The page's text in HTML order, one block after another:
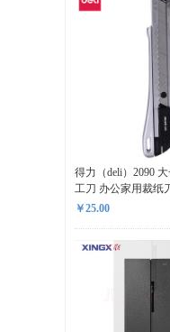
得力（deli）2090
工刀 办公家用裁纸
￥25.00